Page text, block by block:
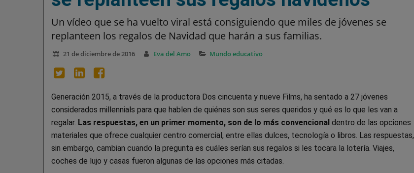
Un vídeo que se ha vuelto viral está consiguiendo que miles de jóvenes se
replanteen los regalos de Navidad que harán a sus familias.
21 de diciembre de 2016 Eva del Amo Mundo educativo
Generación 2015, a través de la productora Dos cincuenta y nueve Films, ha sentado a 27 jóvenes
considerados millennials para que hablen de quiénes son sus seres queridos y qué es lo que les van a
regalar. Las respuestas, en un primer momento, son de lo más convencional dentro de las opciones
materiales que ofrece cualquier centro comercial, entre ellas dulces, tecnología o libros. Las respuestas,
sin embargo, cambian cuando la pregunta es cuáles serían sus regalos si les tocara la lotería. Viajes,
coches de lujo y casas fueron algunas de las opciones más citadas.